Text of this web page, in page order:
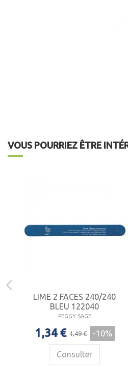
VOUS POURRIEZ ÊTRE
LIME 2 FACES 240/240
BLEU 122040
PEGGY SAGE
1,34 € 1,49 € -10%
Consulter